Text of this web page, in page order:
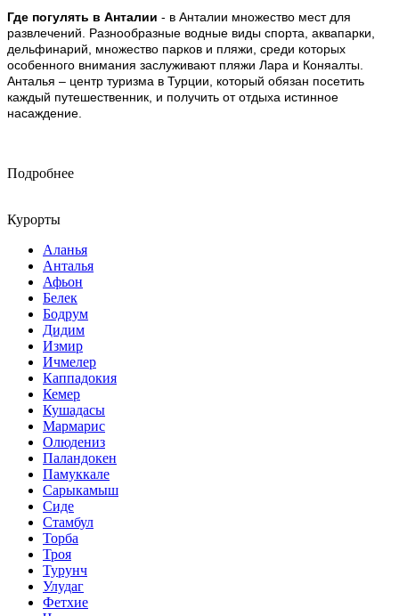
Где погулять в Анталии - в Анталии множество мест для
развлечений. Разнообразные водные виды спорта, аквапарки,
дельфинарий, множество парков и пляжи, среди которых
особенного внимания заслуживают пляжи Лара и Коняалты.
Анталья – центр туризма в Турции, который обязан посетить
каждый путешественник, и получить от отдыха истинное
насаждение.
Подробнее
Курорты
Аланья
Анталья
Афьон
Белек
Бодрум
Дидим
Измир
Ичмелер
Каппадокия
Кемер
Кушадасы
Мармарис
Олюдениз
Паландокен
Памуккале
Сарыкамыш
Сиде
Стамбул
Торба
Троя
Турунч
Улудаг
Фетхие